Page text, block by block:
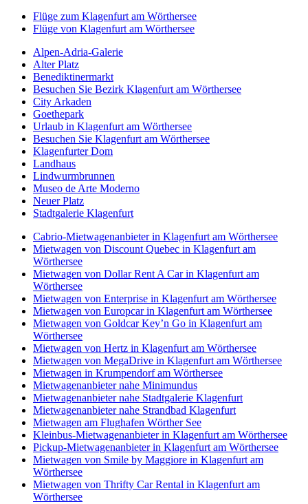
Flüge zum Klagenfurt am Wörthersee
Flüge von Klagenfurt am Wörthersee
Alpen-Adria-Galerie
Alter Platz
Benediktinermarkt
Besuchen Sie Bezirk Klagenfurt am Wörthersee
City Arkaden
Goethepark
Urlaub in Klagenfurt am Wörthersee
Besuchen Sie Klagenfurt am Wörthersee
Klagenfurter Dom
Landhaus
Lindwurmbrunnen
Museo de Arte Moderno
Neuer Platz
Stadtgalerie Klagenfurt
Cabrio-Mietwagenanbieter in Klagenfurt am Wörthersee
Mietwagen von Discount Quebec in Klagenfurt am
Wörthersee
Mietwagen von Dollar Rent A Car in Klagenfurt am
Wörthersee
Mietwagen von Enterprise in Klagenfurt am Wörthersee
Mietwagen von Europcar in Klagenfurt am Wörthersee
Mietwagen von Goldcar Key’n Go in Klagenfurt am
Wörthersee
Mietwagen von Hertz in Klagenfurt am Wörthersee
Mietwagen von MegaDrive in Klagenfurt am Wörthersee
Mietwagen in Krumpendorf am Wörthersee
Mietwagenanbieter nahe Minimundus
Mietwagenanbieter nahe Stadtgalerie Klagenfurt
Mietwagenanbieter nahe Strandbad Klagenfurt
Mietwagen am Flughafen Wörther See
Kleinbus-Mietwagenanbieter in Klagenfurt am Wörthersee
Pickup-Mietwagenanbieter in Klagenfurt am Wörthersee
Mietwagen von Smile by Maggiore in Klagenfurt am
Wörthersee
Mietwagen von Thrifty Car Rental in Klagenfurt am
Wörthersee